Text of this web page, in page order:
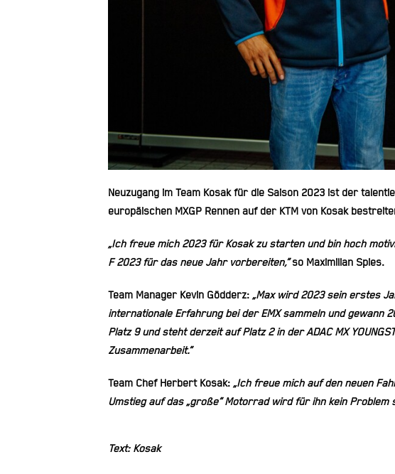
Neuzugang im Team Kosak für die Saison 2023 ist der
europäischen MXGP Rennen auf der KTM von Kosak
„Ich freue mich 2023 für Kosak zu starten und bin hoch
F 2023 für das neue Jahr vorbereiten,“so Maximilian Spies.
Team Manager Kevin Gödderz:„Max wird 2023 sein erstes
internationale Erfahrung bei der EMX sammeln und gewann
Platz 9 und steht derzeit auf Platz 2 in der ADAC MX
Zusammenarbeit.“
Team Chef Herbert Kosak: „Ich freue mich auf den neuen
Umstieg auf das „große“ Motorrad wird für ihn kein
Text: Kosak